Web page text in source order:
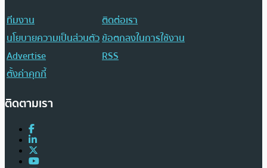
ทีมงาน
ติดต่อเรา
นโยบายความเป็นส่วนตัวข้อตกลงในการใช้งาน
Advertise
RSS
ตั้งค่าคุกกี้
ติดตามเรา